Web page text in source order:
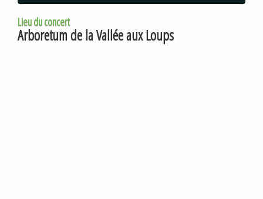
Lieu du concert
Arboretum de la Vallée aux Loups